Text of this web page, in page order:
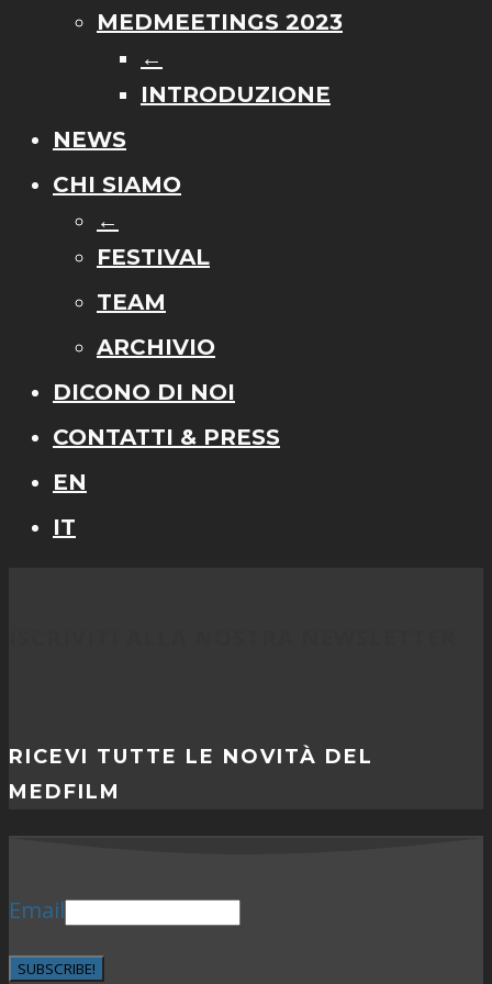
MEDMEETINGS 2023
←
INTRODUZIONE
NEWS
CHI SIAMO
←
FESTIVAL
TEAM
ARCHIVIO
DICONO DI NOI
CONTATTI & PRESS
EN
IT
RICEVI TUTTE LE NOVITÀ DEL
MEDFILM
Email
SUBSCRIBE!